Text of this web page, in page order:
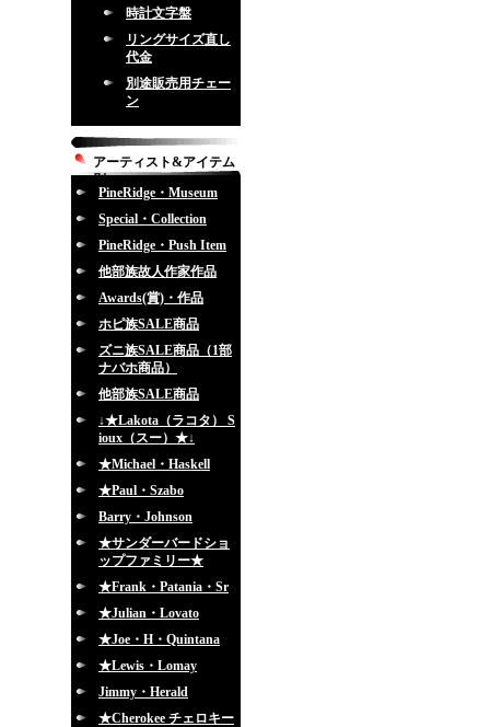
時計文字盤
リングサイズ直し
代金
別途販売用チェー
ン
アーティスト&アイテム
別
PineRidge・Museum
Special・Collection
PineRidge・Push Item
他部族故人作家作品
Awards(賞)・作品
ホピ族SALE商品
ズニ族SALE商品（1部
ナバホ商品）
他部族SALE商品
↓★Lakota（ラコタ） S
ioux（スー）★↓
★Michael・Haskell
★Paul・Szabo
Barry・Johnson
★サンダーバードショ
ップファミリー★
★Frank・Patania・Sr
★Julian・Lovato
★Joe・H・Quintana
★Lewis・Lomay
Jimmy・Herald
★Cherokee チェロキー